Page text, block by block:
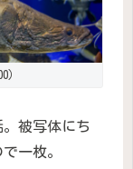
）
被写体にち
一枚。